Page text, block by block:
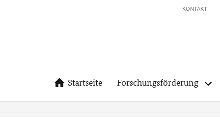
KONTAKT
Startseite Forschungsförderung